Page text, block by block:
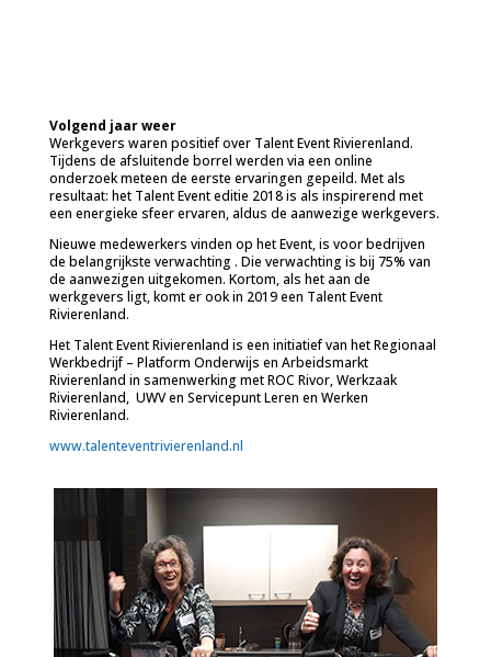
Volgend jaar weer
Werkgevers waren positief over Talent Event Rivierenland.
Tijdens de afsluitende borrel werden via een online
onderzoek meteen de eerste ervaringen gepeild. Met als
resultaat: het Talent Event editie 2018 is als inspirerend met
een energieke sfeer ervaren, aldus de aanwezige werkgevers.
Nieuwe medewerkers vinden op het Event, is voor bedrijven
de belangrijkste verwachting . Die verwachting is bij 75% van
de aanwezigen uitgekomen. Kortom, als het aan de
werkgevers ligt, komt er ook in 2019 een Talent Event
Rivierenland.
Het Talent Event Rivierenland is een initiatief van het Regionaal
Werkbedrijf – Platform Onderwijs en Arbeidsmarkt
Rivierenland in samenwerking met ROC Rivor, Werkzaak
Rivierenland, UWV en Servicepunt Leren en Werken
Rivierenland.
www.talenteventrivierenland.nl